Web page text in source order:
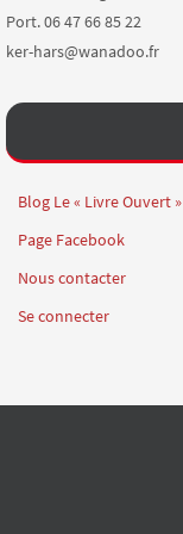
Port. 06 47 66 85 22
ker-hars@wanadoo.fr
Blog Le « Livre Ouvert »
Page Facebook
Nous contacter
Se connecter